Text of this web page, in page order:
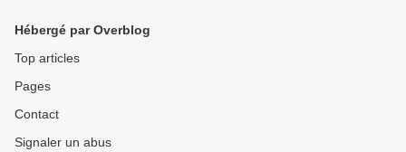
Hébergé par Overblog
Top articles
Pages
Contact
Signaler un abus